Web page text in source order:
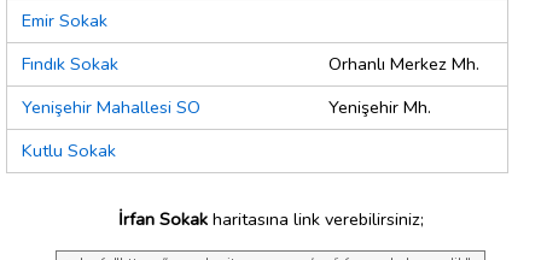
Emir Sokak
Fındık Sokak
Orhanlı Merkez Mh.
Yenişehir Mahallesi SO
Yenişehir Mh.
Kutlu Sokak
İrfan Sokakharitasına link verebilirsiniz;